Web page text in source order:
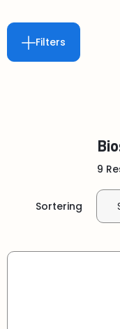
Filters
9
Sortering